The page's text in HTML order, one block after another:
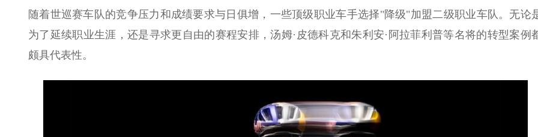
随着世巡赛车队的竞争压力和成绩要求与日俱增，一些顶级职业车手选择"降级"加盟二级职业车队。无论
为了延续职业生涯，还是寻求更自由的赛程安排，汤姆·皮德科克和朱利安·阿拉菲利普等名将的转型案例
颇具代表性。